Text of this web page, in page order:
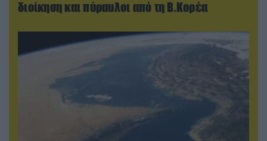
διοίκηση και πύραυλοι από τη Β.Κορέα